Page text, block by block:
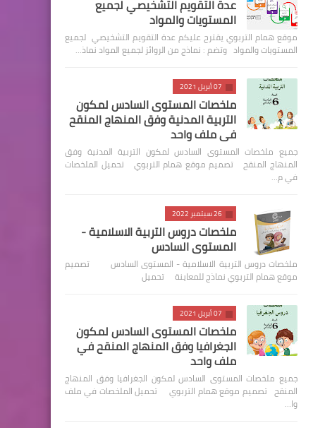
عدة التقويم التشخيصي لجميع
المستويات والمواد
موقع همام التربوي يقترح عليكم عدة التقويم التشخيصي لجميع
المستويات والمواد وتضم : نماذج من الروائز لجميع المواد نماذ…
07 أبريل 2021
ملخصات المستوى السادس لمكون
التربية المدنية وفق المنهاج المنقح
في ملف واحد
جميع ملخصات المستوى السادس لمكون التربية المدنية وفق
المنهاج المنقح تصميم موقع همام التربوي تحميل الملخصات
في م…
26 سبتمبر 2022
ملخصات دروس التربية الاسلامية -
المستوى السادس
ملخصات دروس التربية الاسلامية - المستوى السادس تصميم
موقع همام التربوي نماذج للمعاينة تحميل
07 أبريل 2021
ملخصات المستوى السادس لمكون
الجغرافيا وفق المنهاج المنقح في
ملف واحد
جميع ملخصات المستوى السادس لمكون الجغرافيا وفق المنهاج
المنقح تصميم موقع همام التربوي تحميل الملخصات في ملف
وا…